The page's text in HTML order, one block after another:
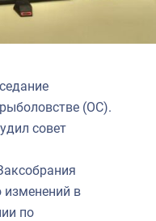
(ОС).
совет
изменений в
по